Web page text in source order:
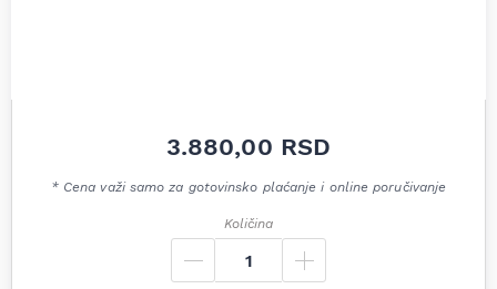
3.880,00 RSD
* Cena važi samo za gotovinsko plaćanje i online poručivanje
Količina